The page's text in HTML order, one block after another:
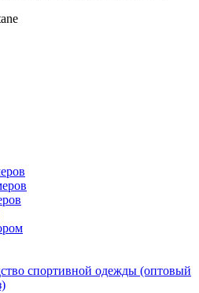
спортивной одежды (оптовый